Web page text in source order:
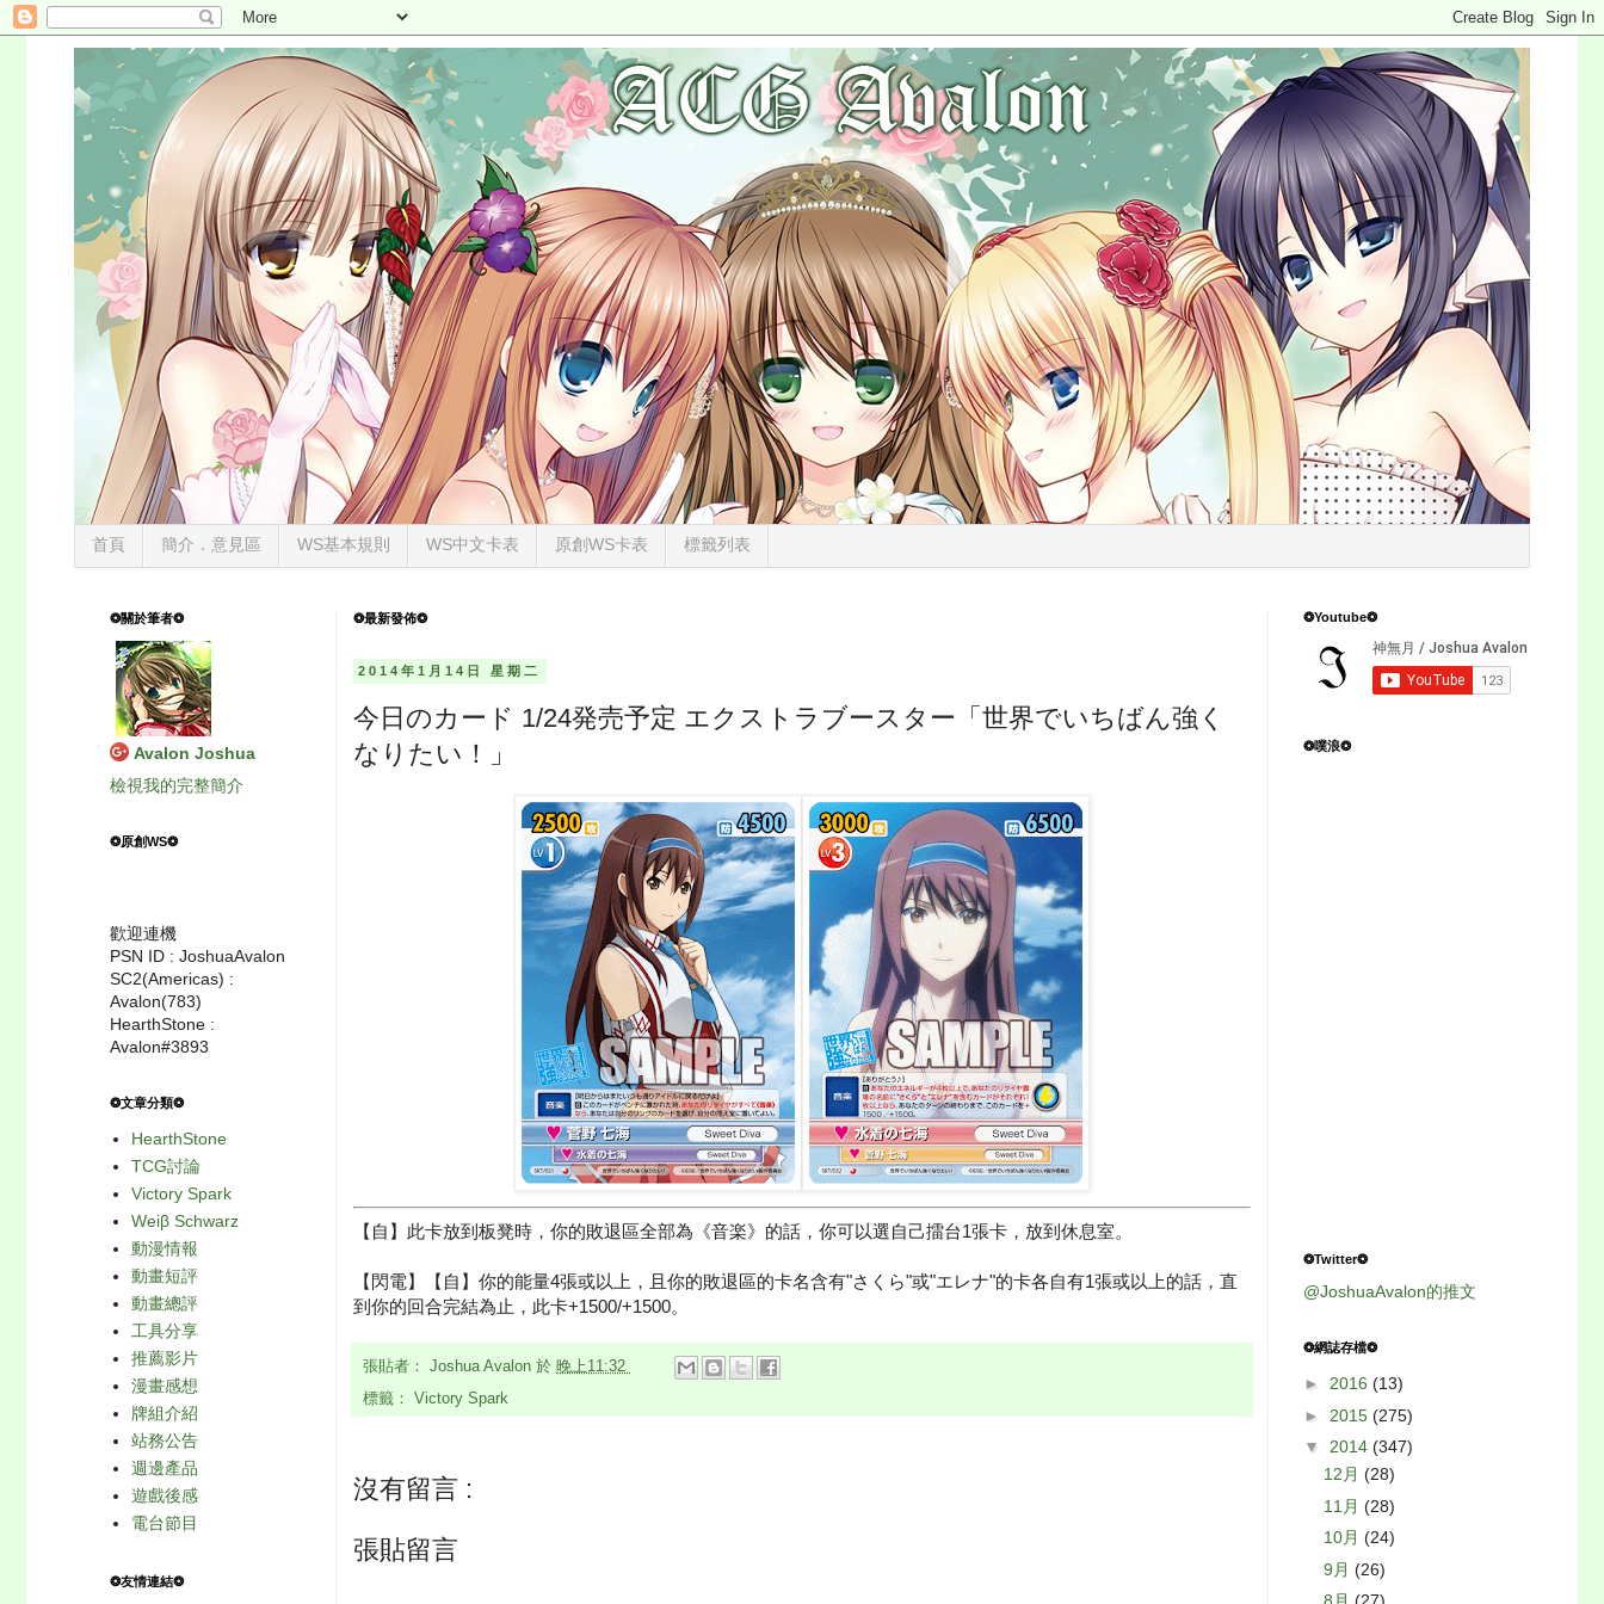
首頁 簡介．意見區 WS基本規則 WS中文卡表 原創WS卡表 標籤列表
❂最新發佈❂
2014年1月14日 星期二
今日のカード 1/24発売予定 エクストラブースター「世界でいちばん強く
なりたい！」
【自】此卡放到板凳時，你的敗退區全部為《音楽》的話，你可以選自己擂台1張卡，放到休息室。
【閃電】【自】你的能量4張或以上，且你的敗退區的卡名含有"さくら"或"エレナ"的卡各自有1張或以上的話，直
到你的回合完結為止，此卡+1500/+1500。
張貼者： Joshua Avalon 於 晚上11:32
標籤： Victory Spark
沒有留言 :
張貼留言
❂關於筆者❂
Avalon Joshua
檢視我的完整簡介
❂原創WS❂
歡迎連機
PSN ID : JoshuaAvalon
SC2(Americas) :
Avalon(783)
HearthStone :
Avalon#3893
❂文章分類❂
HearthStone
TCG討論
Victory Spark
Weiβ Schwarz
動漫情報
動畫短評
動畫總評
工具分享
推薦影片
漫畫感想
牌組介紹
站務公告
週邊產品
遊戲後感
電台節目
❂友情連結❂
❂Youtube❂
❂噗浪❂
❂Twitter❂
@JoshuaAvalon的推文
❂網誌存檔❂
► 2016 (13)
► 2015 (275)
▼ 2014 (347)
12月 (28)
11月 (28)
10月 (24)
9月 (26)